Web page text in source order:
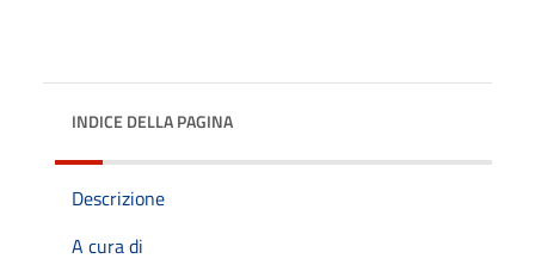
INDICE DELLA PAGINA
Descrizione
A cura di